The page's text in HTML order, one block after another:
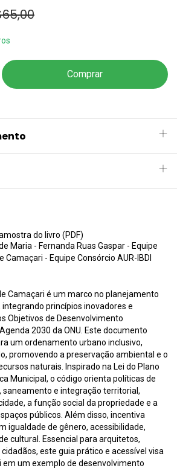
do livro (PDF)
Maria - Fernanda Ruas Gaspar - Equipe
- Equipe Consórcio AUR-IBDI
Camaçari é um marco no planejamento
princípios inovadores e
Objetivos de Desenvolvimento
2030 da ONU. Este documento
um ordenamento urbano inclusivo,
promovendo a preservação ambiental e o
naturais. Inspirado na Lei do Plano
Municipal, o código orienta políticas de
saneamento e integração territorial,
a função social da propriedade e a
públicos. Além disso, incentiva
igualdade de gênero, acessibilidade,
cultural. Essencial para arquitetos,
este guia prático e acessível visa
um exemplo de desenvolvimento